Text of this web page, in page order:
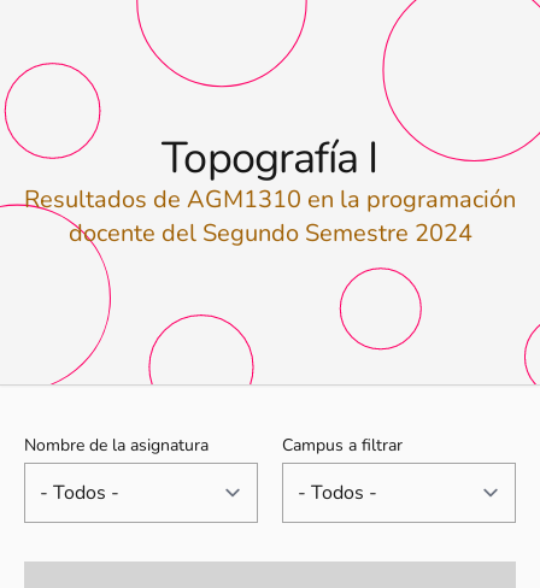
Topografía I
Resultados de AGM1310 en la programación
docente del Segundo Semestre 2024
Nombre de la asignatura Campus a filtrar